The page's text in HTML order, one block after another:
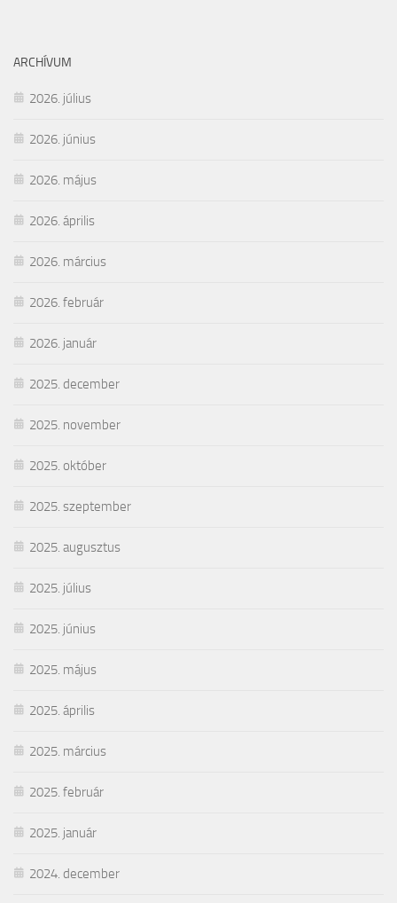
ARCHÍVUM
2026. július
2026. június
2026. május
2026. április
2026. március
2026. február
2026. január
2025. december
2025. november
2025. október
2025. szeptember
2025. augusztus
2025. július
2025. június
2025. május
2025. április
2025. március
2025. február
2025. január
2024. december